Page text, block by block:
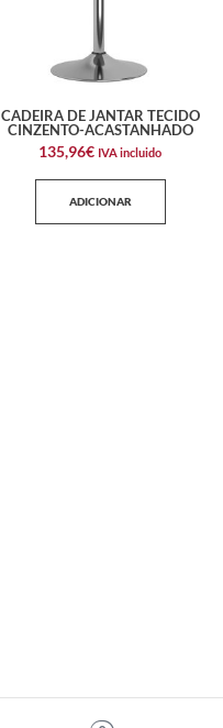
CADEIRA DE JANTAR TECIDO
CINZENTO-ACASTANHADO
135,96€ IVA incluido
ADICIONAR